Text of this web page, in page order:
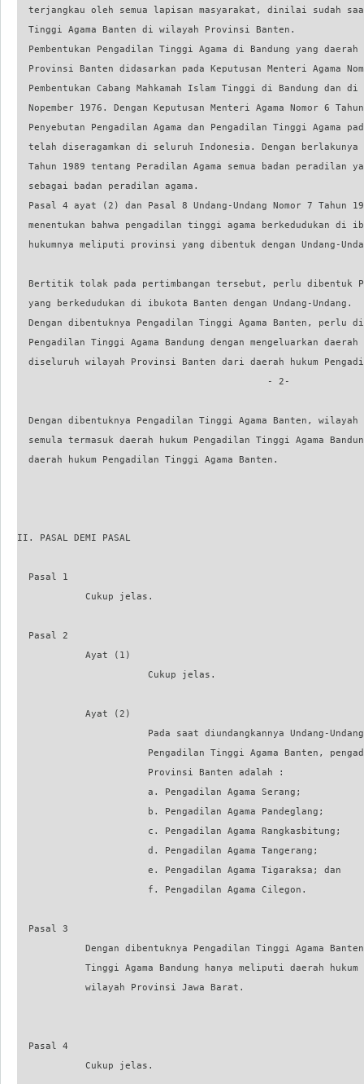
terjangkau oleh semua lapisan masyarakat, dinilai sudah
  Tinggi Agama Banten di wilayah Provinsi Banten.
Pembentukan Pengadilan Tinggi Agama di Bandung yang daerah
Provinsi Banten didasarkan pada Keputusan Menteri Agama
Pembentukan Cabang Mahkamah Islam Tinggi di Bandung dan di
Nopember 1976. Dengan Keputusan Menteri Agama Nomor 6
Penyebutan Pengadilan Agama dan Pengadilan Tinggi Agama
telah diseragamkan di seluruh Indonesia. Dengan berlakunya
Tahun 1989 tentang Peradilan Agama semua badan peradilan
  sebagai badan peradilan agama.
Pasal 4 ayat (2) dan Pasal 8 Undang-Undang Nomor 7 Tahun
menentukan bahwa pengadilan tinggi agama berkedudukan di
hukumnya meliputi provinsi yang dibentuk dengan Undang-
Bertitik tolak pada pertimbangan tersebut, perlu dibentuk
  yang berkedudukan di ibukota Banten dengan Undang-Undang.
Dengan dibentuknya Pengadilan Tinggi Agama Banten, perlu
Pengadilan Tinggi Agama Bandung dengan mengeluarkan daerah
diseluruh wilayah Provinsi Banten dari daerah hukum
                                            - 2-
Dengan dibentuknya Pengadilan Tinggi Agama Banten, wilayah
semula termasuk daerah hukum Pengadilan Tinggi Agama
  daerah hukum Pengadilan Tinggi Agama Banten.
II. PASAL DEMI PASAL
  Pasal 1
            Cukup jelas.
  Pasal 2
            Ayat (1)
                       Cukup jelas.
            Ayat (2)
Pada saat diundangkannya Undang-
Pengadilan Tinggi Agama Banten,
                       Provinsi Banten adalah :
                       a. Pengadilan Agama Serang;
                       b. Pengadilan Agama Pandeglang;
                       c. Pengadilan Agama Rangkasbitung;
                       d. Pengadilan Agama Tangerang;
                       e. Pengadilan Agama Tigaraksa; dan
                       f. Pengadilan Agama Cilegon.
  Pasal 3
Dengan dibentuknya Pengadilan Tinggi Agama
Tinggi Agama Bandung hanya meliputi daerah hukum
            wilayah Provinsi Jawa Barat.
  Pasal 4
            Cukup jelas.